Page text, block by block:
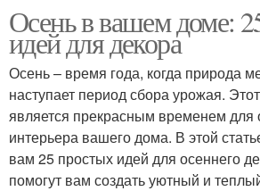
Осень в вашем доме:
идей для декора
Осень – время года, когда природа
наступает период сбора урожая.
является прекрасным временем для
интерьера вашего дома. В этой
вам 25 простых идей для осеннего
помогут вам создать уютный и